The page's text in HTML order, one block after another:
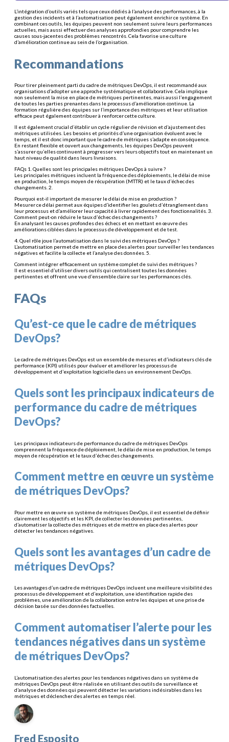
L’intégration d’outils variés tels que ceux dédiés à l’analyse des performances, à la
gestion des incidents et à l’automatisation peut également enrichir ce système. En
combinant ces outils, les équipes peuvent non seulement suivre leurs performances
actuelles, mais aussi effectuer des analyses approfondies pour comprendre les
causes sous-jacentes des problèmes rencontrés. Cela favorise une culture
d’amélioration continue au sein de l’organisation.
Recommandations
Pour tirer pleinement parti du cadre de métriques DevOps, il est recommandé aux
organisations d’adopter une approche systématique et collaborative. Cela implique
non seulement la mise en place de métriques pertinentes, mais aussi l’engagement
de toutes les parties prenantes dans le processus d’amélioration continue. La
formation régulière des équipes sur l’importance des métriques et leur utilisation
efficace peut également contribuer à renforcer cette culture.
Il est également crucial d’établir un cycle régulier de révision et d’ajustement des
métriques utilisées. Les besoins et priorités d’une organisation évoluent avec le
temps, et il est donc important que le cadre de métriques s’adapte en conséquence.
En restant flexible et ouvert aux changements, les équipes DevOps peuvent
s’assurer qu’elles continuent à progresser vers leurs objectifs tout en maintenant un
haut niveau de qualité dans leurs livraisons.
FAQs 1. Quelles sont les principales métriques DevOps à suivre ?
Les principales métriques incluent la fréquence des déploiements, le délai de mise
en production, le temps moyen de récupération (MTTR) et le taux d’échec des
changements. 2.
Pourquoi est-il important de mesurer le délai de mise en production ?
Mesurer ce délai permet aux équipes d’identifier les goulets d’étranglement dans
leur processus et d’améliorer leur capacité à livrer rapidement des fonctionnalités. 3.
Comment peut-on réduire le taux d’échec des changements ?
En analysant les causes profondes des échecs et en mettant en œuvre des
améliorations ciblées dans le processus de développement et de test.
4. Quel rôle joue l’automatisation dans le suivi des métriques DevOps ?
L’automatisation permet de mettre en place des alertes pour surveiller les tendances
négatives et facilite la collecte et l’analyse des données. 5.
Comment intégrer efficacement un système complet de suivi des métriques ?
Il est essentiel d’utiliser divers outils qui centralisent toutes les données
pertinentes et offrent une vue d’ensemble claire sur les performances clés.
FAQs
Qu’est-ce que le cadre de métriques
DevOps?
Le cadre de métriques DevOps est un ensemble de mesures et d’indicateurs clés de
performance (KPI) utilisés pour évaluer et améliorer les processus de
développement et d’exploitation logicielle dans un environnement DevOps.
Quels sont les principaux indicateurs de
performance du cadre de métriques
DevOps?
Les principaux indicateurs de performance du cadre de métriques DevOps
comprennent la fréquence de déploiement, le délai de mise en production, le temps
moyen de récupération et le taux d’échec des changements.
Comment mettre en œuvre un système
de métriques DevOps?
Pour mettre en œuvre un système de métriques DevOps, il est essentiel de définir
clairement les objectifs et les KPI, de collecter les données pertinentes,
d’automatiser la collecte des métriques et de mettre en place des alertes pour
détecter les tendances négatives.
Quels sont les avantages d’un cadre de
métriques DevOps?
Les avantages d’un cadre de métriques DevOps incluent une meilleure visibilité des
processus de développement et d’exploitation, une identification rapide des
problèmes, une amélioration de la collaboration entre les équipes et une prise de
décision basée sur des données factuelles.
Comment automatiser l’alerte pour les
tendances négatives dans un système
de métriques DevOps?
L’automatisation des alertes pour les tendances négatives dans un système de
métriques DevOps peut être réalisée en utilisant des outils de surveillance et
d’analyse des données qui peuvent détecter les variations indésirables dans les
métriques et déclencher des alertes en temps réel.
Fred Esposito